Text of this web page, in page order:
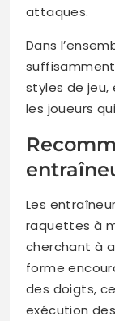
attaques.
Dans
styles de jeu,
les joueurs
Les
raquettes à
cherchant à
forme
des doigts,
exécution